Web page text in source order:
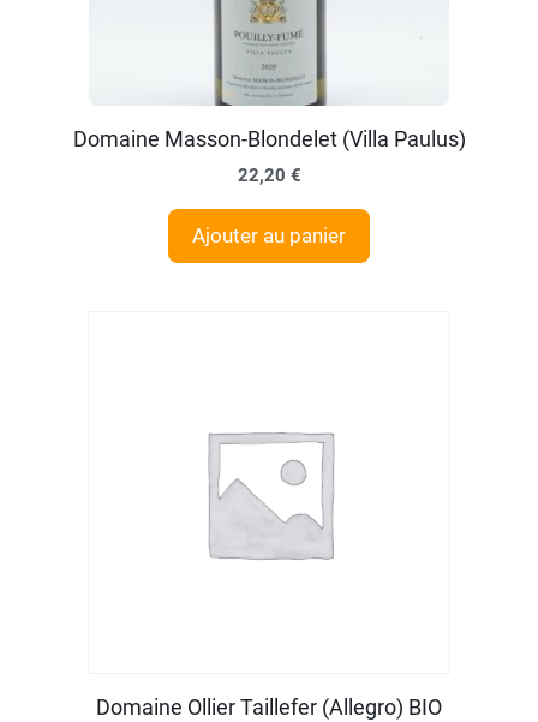
Domaine Masson-Blondelet (Villa Paulus)
22,20 €
Ajouter au panier
Domaine Ollier Taillefer (Allegro) BIO